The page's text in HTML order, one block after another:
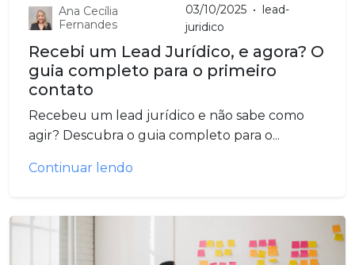
Ana Cecília
Fernandes
03/10/2025 • lead-
juridico
Recebi um Lead Jurídico, e agora? O
guia completo para o primeiro
contato
Recebeu um lead jurídico e não sabe como
agir? Descubra o guia completo para o...
Continuar lendo